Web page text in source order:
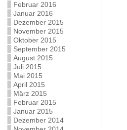
Februar 2016
Januar 2016
Dezember 2015
November 2015
Oktober 2015
September 2015
August 2015
Juli 2015
Mai 2015
April 2015
März 2015
Februar 2015
Januar 2015
Dezember 2014